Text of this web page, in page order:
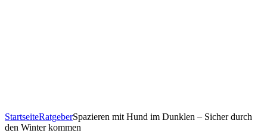
StartseiteRatgeberSpazieren mit Hund im Dunklen – Sicher durch
den Winter kommen